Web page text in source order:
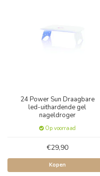
24 Power Sun Draagbare
led-uithardende gel
nageldroger
Op voorraad
€29,90
Kopen